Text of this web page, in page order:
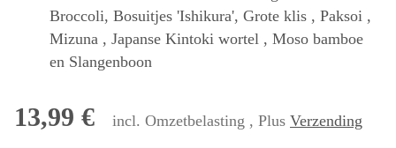
Broccoli, Bosuitjes 'Ishikura', Grote klis , Paksoi ,
Mizuna , Japanse Kintoki wortel , Moso bamboe
en Slangenboon
13,99 € incl. Omzetbelasting , Plus Verzending